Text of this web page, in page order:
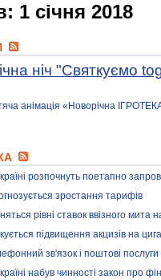
1 січня 2018
ніч "Святкуємо
анімація «Новорічна
розпочнуть поетапно
зростання тарифів
рівні ставок ввізного мита
підвищення акцизів на
зв'язок і поштові
набув чинності закон про